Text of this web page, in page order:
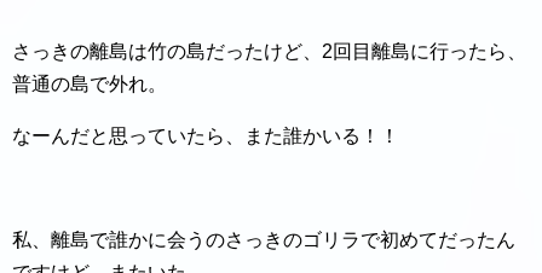
さっきの離島は竹の島だったけど、2回目離島に行ったら、
普通の島で外れ。
なーんだと思っていたら、また誰かいる！！
私、離島で誰かに会うのさっきのゴリラで初めてだったん